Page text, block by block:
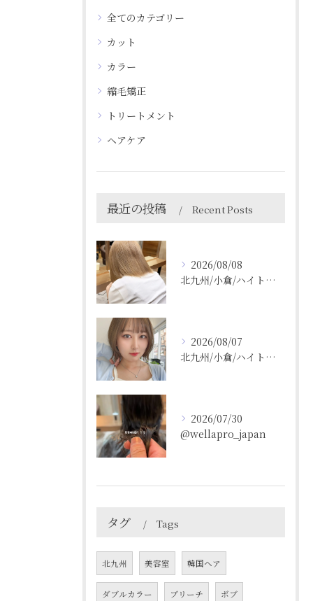
全てのカテゴリー
カット
カラー
縮毛矯正
トリートメント
ヘアケア
最近の投稿 Recent Posts
2026/08/08
北九州/小倉/ハイトーン/ケアブリーチ/ブリーチカラー
2026/08/07
北九州/小倉/ハイトーン/ケアブリーチ/ブリーチカラー
2026/07/30
@wellapro_japan
タグ Tags
北九州 美容室 韓国ヘア
ダブルカラー ブリーチ ボブ